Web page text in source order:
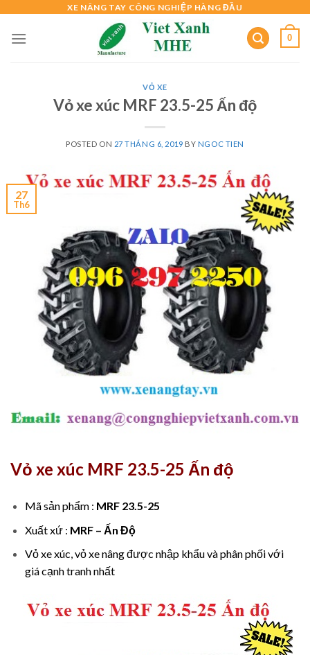
content
XE NÂNG TAY CÔNG NGHIỆP HÀNG ĐẦU
0
VỎ XE
Vỏ xe xúc MRF 23.5-25 Ấn độ
POSTED ON 27 THÁNG 6, 2019 BY NGOC TIEN
27
Th6
Vỏ xe xúc MRF 23.5-25 Ấn độ
Mã sản phẩm : MRF 23.5-25
Xuất xứ : MRF – Ấn Độ
Vỏ xe xúc, vỏ xe nâng được nhập khẩu và phân phối với
giá cạnh tranh nhất